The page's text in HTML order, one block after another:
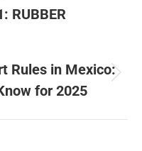
RUBBER
Rules in Mexico:
for 2025